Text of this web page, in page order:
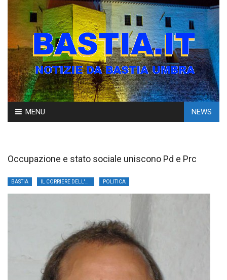
Skip
to
MENU NEWS
Occupazione e stato sociale uniscono Pd e Prc
BASTIA POLITICA